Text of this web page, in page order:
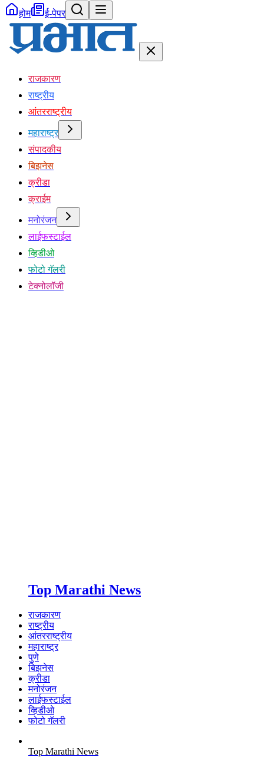
होम ई-पेपर
राजकारण
राष्ट्रीय
आंतरराष्ट्रीय
महाराष्ट्र
संपादकीय
बिझनेस
क्रीडा
क्राईम
मनोरंजन
लाईफस्टाईल
व्हिडीओ
फोटो गॅलरी
टेक्नोलॉजी
Top Marathi News
राजकारण
राष्ट्रीय
आंतरराष्ट्रीय
महाराष्ट्र
पुणे
बिझनेस
क्रीडा
मनोरंजन
लाईफस्टाईल
व्हिडीओ
फोटो गॅलरी
Top Marathi News